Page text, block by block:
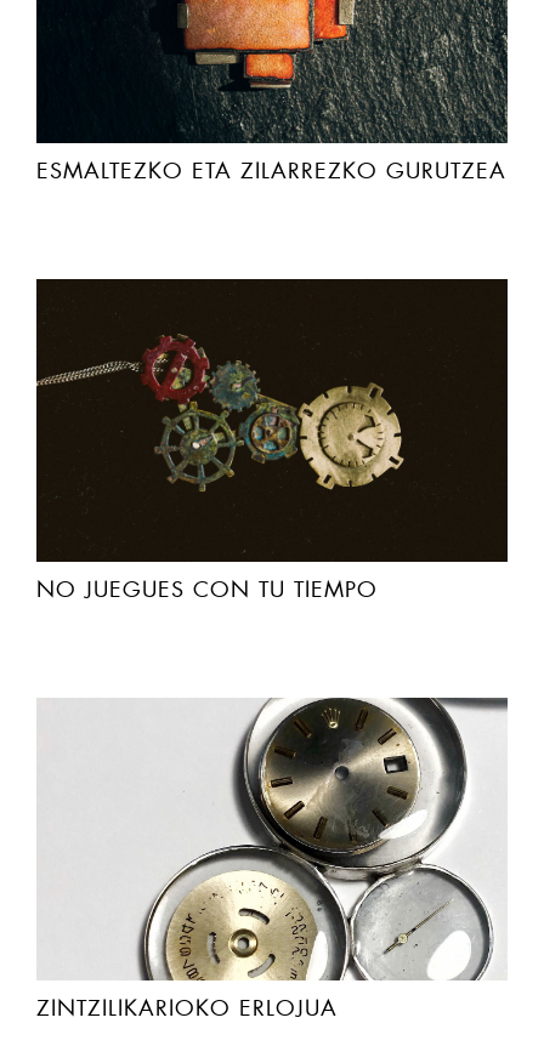
ESMALTEZKO ETA ZILARREZKO GURUTZEA
NO JUEGUES CON TU TIEMPO
ZINTZILIKARIOKO ERLOJUA